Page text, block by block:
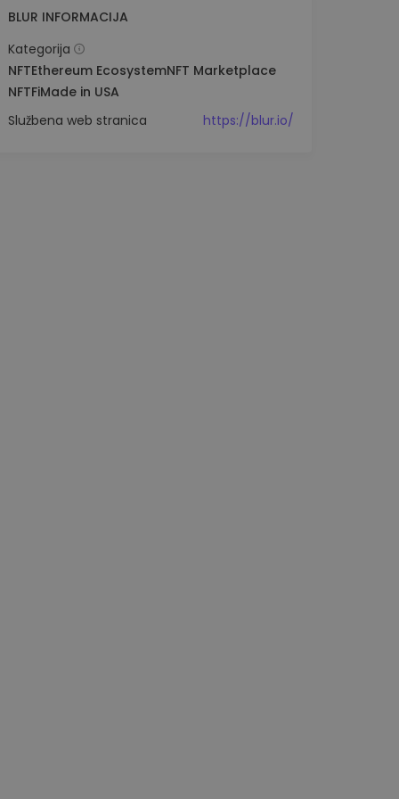
BLUR INFORMACIJA
Kategorija
NFTEthereum EcosystemNFT Marketplace
NFTFiMade in USA
Službena web stranica
https://blur.io/